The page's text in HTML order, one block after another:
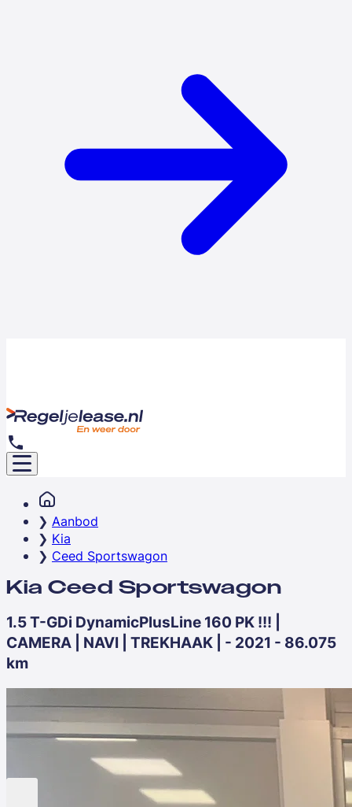
Aanbod
Kia
Ceed Sportswagon
Kia Ceed Sportswagon
1.5 T-GDi DynamicPlusLine 160 PK !!! |
CAMERA | NAVI | TREKHAAK | - 2021 - 86.075
km